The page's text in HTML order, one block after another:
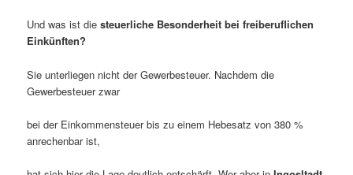
Und was ist diesteuerliche Besonderheit bei freiberuflichen
Einkünften?
Sie unterliegen nicht der Gewerbesteuer. Nachdem die
Gewerbesteuer zwar
bei der Einkommensteuer bis zu einem Hebesatz von 380 %
anrechenbar ist,